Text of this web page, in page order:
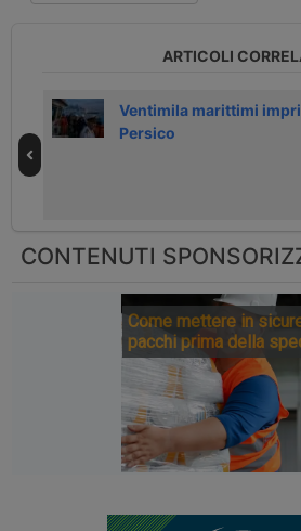
ARTICOLI
Ventimila marittimi
Persico
CONTENUTI
Come mettere in
pacchi prima della